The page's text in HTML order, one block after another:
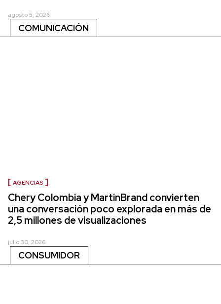
agosto 5, 2026
COMUNICACIÓN
AGENCIAS
Chery Colombia y MartinBrand convierten
una conversación poco explorada en más de
2,5 millones de visualizaciones
julio 30, 2026
CONSUMIDOR